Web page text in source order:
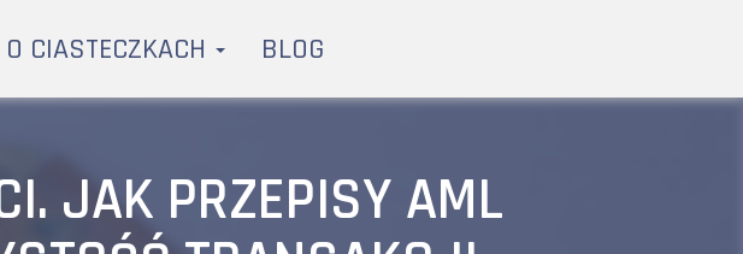
CIASTECZKACH BLOG
JAK PRZEPISY AML